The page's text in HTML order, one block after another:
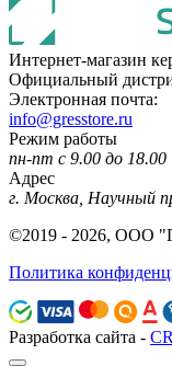
Интернет-магазин
Официальный
Электронная почта:
info@gresstore.ru
Режим работы
пн-пт с 9.00 до 18.00
Адрес
г. Москва, Научный
©2019 - 2026, ООО
Политика
Разработка сайта -